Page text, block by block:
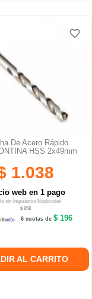
De Acero Rápido
HSS 2x49mm
1.038
web en 1 pago
sin Impuestos Nacionales
$ 858
6 cuotas de$ 196
AL CARRITO
favorite_border
favorite_border